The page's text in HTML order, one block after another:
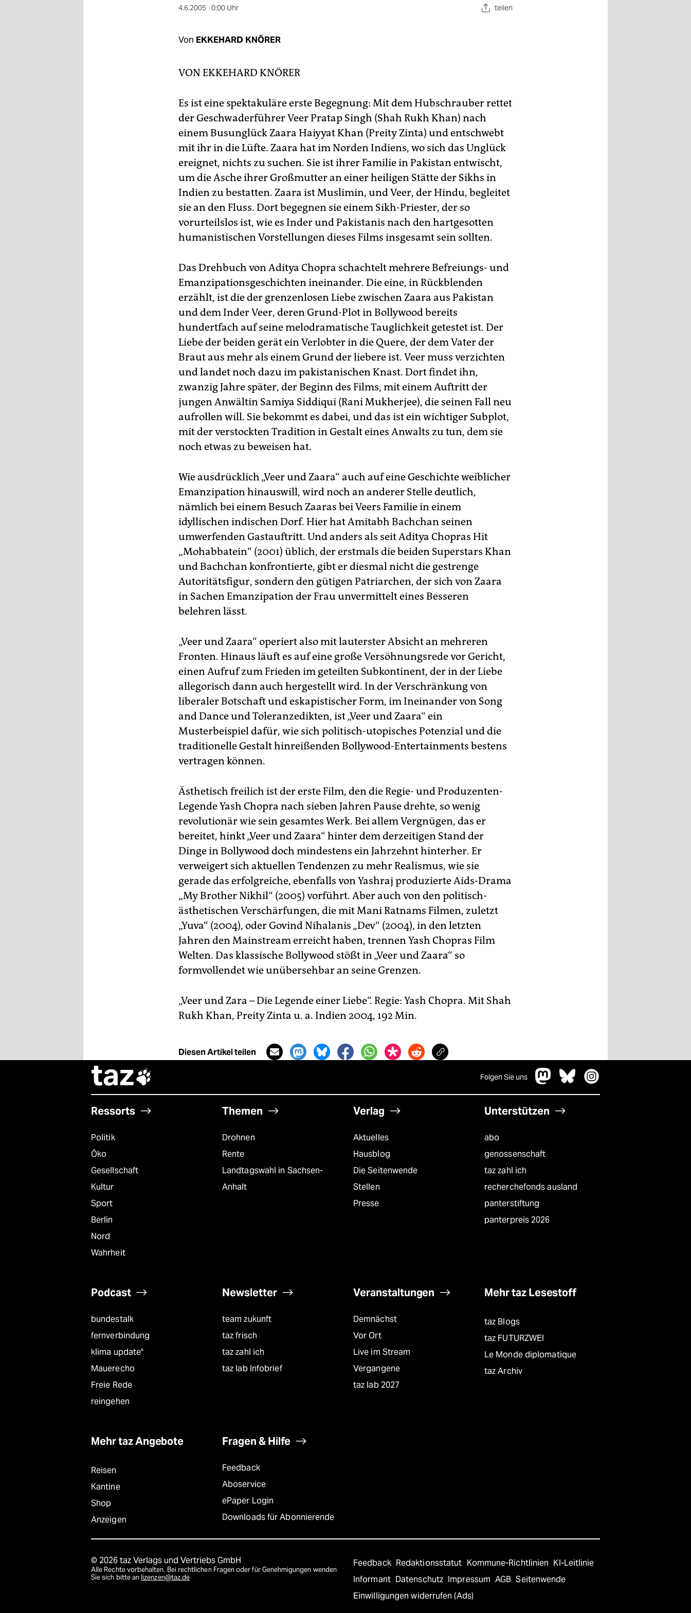
4.6.2005 0:00 Uhr teilen
Von EKKEHARD KNÖRER
VON EKKEHARD KNÖRER
Es ist eine spektakuläre erste Begegnung: Mit dem Hubschrauber rettet
der Geschwaderführer Veer Pratap Singh (Shah Rukh Khan) nach
einem Busunglück Zaara Haiyyat Khan (Preity Zinta) und entschwebt
mit ihr in die Lüfte. Zaara hat im Norden Indiens, wo sich das Unglück
ereignet, nichts zu suchen. Sie ist ihrer Familie in Pakistan entwischt,
um die Asche ihrer Großmutter an einer heiligen Stätte der Sikhs in
Indien zu bestatten. Zaara ist Muslimin, und Veer, der Hindu, begleitet
sie an den Fluss. Dort begegnen sie einem Sikh-Priester, der so
vorurteilslos ist, wie es Inder und Pakistanis nach den hartgesotten
humanistischen Vorstellungen dieses Films insgesamt sein sollten.
Das Drehbuch von Aditya Chopra schachtelt mehrere Befreiungs- und
Emanzipationsgeschichten ineinander. Die eine, in Rückblenden
erzählt, ist die der grenzenlosen Liebe zwischen Zaara aus Pakistan
und dem Inder Veer, deren Grund-Plot in Bollywood bereits
hundertfach auf seine melodramatische Tauglichkeit getestet ist. Der
Liebe der beiden gerät ein Verlobter in die Quere, der dem Vater der
Braut aus mehr als einem Grund der liebere ist. Veer muss verzichten
und landet noch dazu im pakistanischen Knast. Dort findet ihn,
zwanzig Jahre später, der Beginn des Films, mit einem Auftritt der
jungen Anwältin Samiya Siddiqui (Rani Mukherjee), die seinen Fall neu
aufrollen will. Sie bekommt es dabei, und das ist ein wichtiger Subplot,
mit der verstockten Tradition in Gestalt eines Anwalts zu tun, dem sie
noch etwas zu beweisen hat.
Wie ausdrücklich „Veer und Zaara“ auch auf eine Geschichte weiblicher
Emanzipation hinauswill, wird noch an anderer Stelle deutlich,
nämlich bei einem Besuch Zaaras bei Veers Familie in einem
idyllischen indischen Dorf. Hier hat Amitabh Bachchan seinen
umwerfenden Gastauftritt. Und anders als seit Aditya Chopras Hit
„Mohabbatein“ (2001) üblich, der erstmals die beiden Superstars Khan
und Bachchan konfrontierte, gibt er diesmal nicht die gestrenge
Autoritätsfigur, sondern den gütigen Patriarchen, der sich von Zaara
in Sachen Emanzipation der Frau unvermittelt eines Besseren
belehren lässt.
„Veer und Zaara“ operiert also mit lauterster Absicht an mehreren
Fronten. Hinaus läuft es auf eine große Versöhnungsrede vor Gericht,
einen Aufruf zum Frieden im geteilten Subkontinent, der in der Liebe
allegorisch dann auch hergestellt wird. In der Verschränkung von
liberaler Botschaft und eskapistischer Form, im Ineinander von Song
and Dance und Toleranzedikten, ist „Veer und Zaara“ ein
Musterbeispiel dafür, wie sich politisch-utopisches Potenzial und die
traditionelle Gestalt hinreißenden Bollywood-Entertainments bestens
vertragen können.
Ästhetisch freilich ist der erste Film, den die Regie- und Produzenten-
Legende Yash Chopra nach sieben Jahren Pause drehte, so wenig
revolutionär wie sein gesamtes Werk. Bei allem Vergnügen, das er
bereitet, hinkt „Veer und Zaara“ hinter dem derzeitigen Stand der
Dinge in Bollywood doch mindestens ein Jahrzehnt hinterher. Er
verweigert sich aktuellen Tendenzen zu mehr Realismus, wie sie
gerade das erfolgreiche, ebenfalls von Yashraj produzierte Aids-Drama
„My Brother Nikhil“ (2005) vorführt. Aber auch von den politisch-
ästhetischen Verschärfungen, die mit Mani Ratnams Filmen, zuletzt
„Yuva“ (2004), oder Govind Nihalanis „Dev“ (2004), in den letzten
Jahren den Mainstream erreicht haben, trennen Yash Chopras Film
Welten. Das klassische Bollywood stößt in „Veer und Zaara“ so
formvollendet wie unübersehbar an seine Grenzen.
„Veer und Zara – Die Legende einer Liebe“. Regie: Yash Chopra. Mit Shah
Rukh Khan, Preity Zinta u. a. Indien 2004, 192 Min.
Diesen Artikel teilen
taz Folgen Sie uns
Ressorts
Politik
Öko
Gesellschaft
Kultur
Sport
Berlin
Nord
Wahrheit
Themen
Drohnen
Rente
Landtagswahl in Sachsen-
Anhalt
Verlag
Aktuelles
Hausblog
Die Seitenwende
Stellen
Presse
Unterstützen
abo
genossenschaft
taz zahl ich
recherchefonds ausland
panterstiftung
panterpreis 2026
Podcast
bundestalk
fernverbindung
klima update°
Mauerecho
Freie Rede
reingehen
Newsletter
team zukunft
taz frisch
taz zahl ich
taz lab Infobrief
Veranstaltungen
Demnächst
Vor Ort
Live im Stream
Vergangene
taz lab 2027
Mehr taz Lesestoff
taz Blogs
taz FUTURZWEI
Le Monde diplomatique
taz Archiv
Mehr taz Angebote
Reisen
Kantine
Shop
Anzeigen
Fragen & Hilfe
Feedback
Aboservice
ePaper Login
Downloads für Abonnierende
© 2026 taz Verlags und Vertriebs GmbH
Alle Rechte vorbehalten. Bei rechtlichen Fragen oder für Genehmigungen wenden
Sie sich bitte an lizenzen@taz.de
Feedback Redaktionsstatut Kommune-Richtlinien KI-Leitlinie
Informant Datenschutz Impressum AGB Seitenwende
Einwilligungen widerrufen (Ads)